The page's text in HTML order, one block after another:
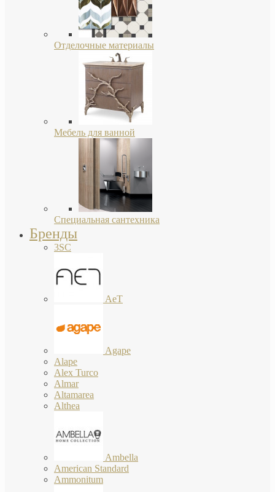
Отделочные материалы
Мебель для ванной
Специальная сантехника
Бренды
3SC
AeT
Agape
Alape
Alex Turco
Almar
Altamarea
Althea
Ambella
American Standard
Ammonitum